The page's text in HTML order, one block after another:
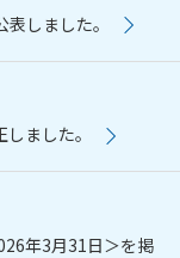
しました。
ました。
年3月31日＞を掲